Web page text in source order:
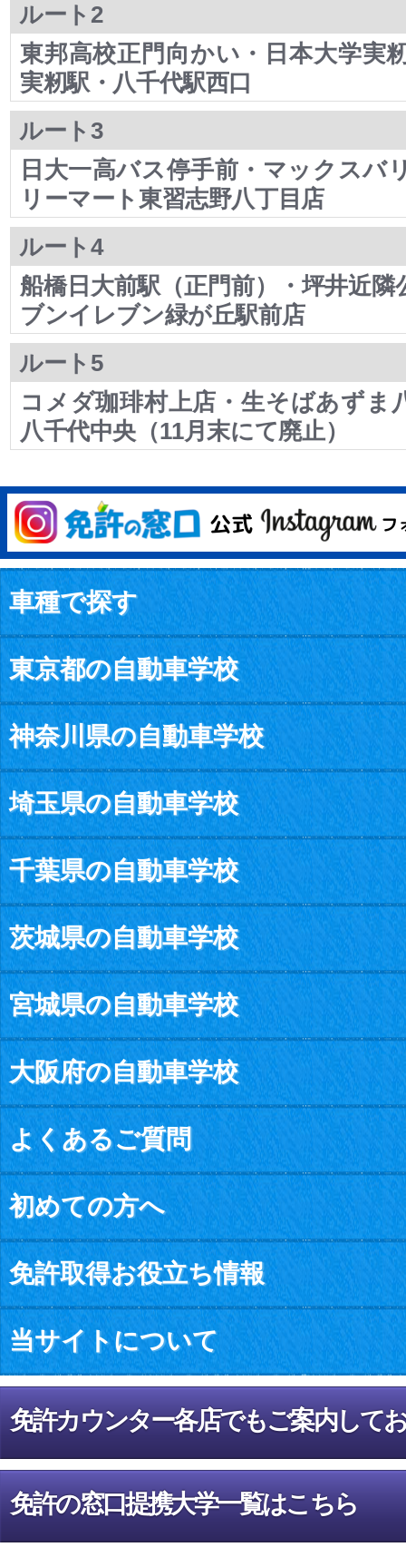
ルート2
東邦高校正門向かい・日本大学実
実籾駅・八千代駅西口
ルート3
日大一高バス停手前・マックスバ
リーマート東習志野八丁目店
ルート4
船橋日大前駅（正門前）・坪井近隣
ブンイレブン緑が丘駅前店
ルート5
コメダ珈琲村上店・生そばあずま
八千代中央（11月末にて廃止）
車種で探す
東京都の自動車学校
神奈川県の自動車学校
埼玉県の自動車学校
千葉県の自動車学校
茨城県の自動車学校
宮城県の自動車学校
大阪府の自動車学校
よくあるご質問
初めての方へ
免許取得お役立ち情報
当サイトについて
免許カウンター各店でもご案内して
免許の窓口提携大学一覧はこちら